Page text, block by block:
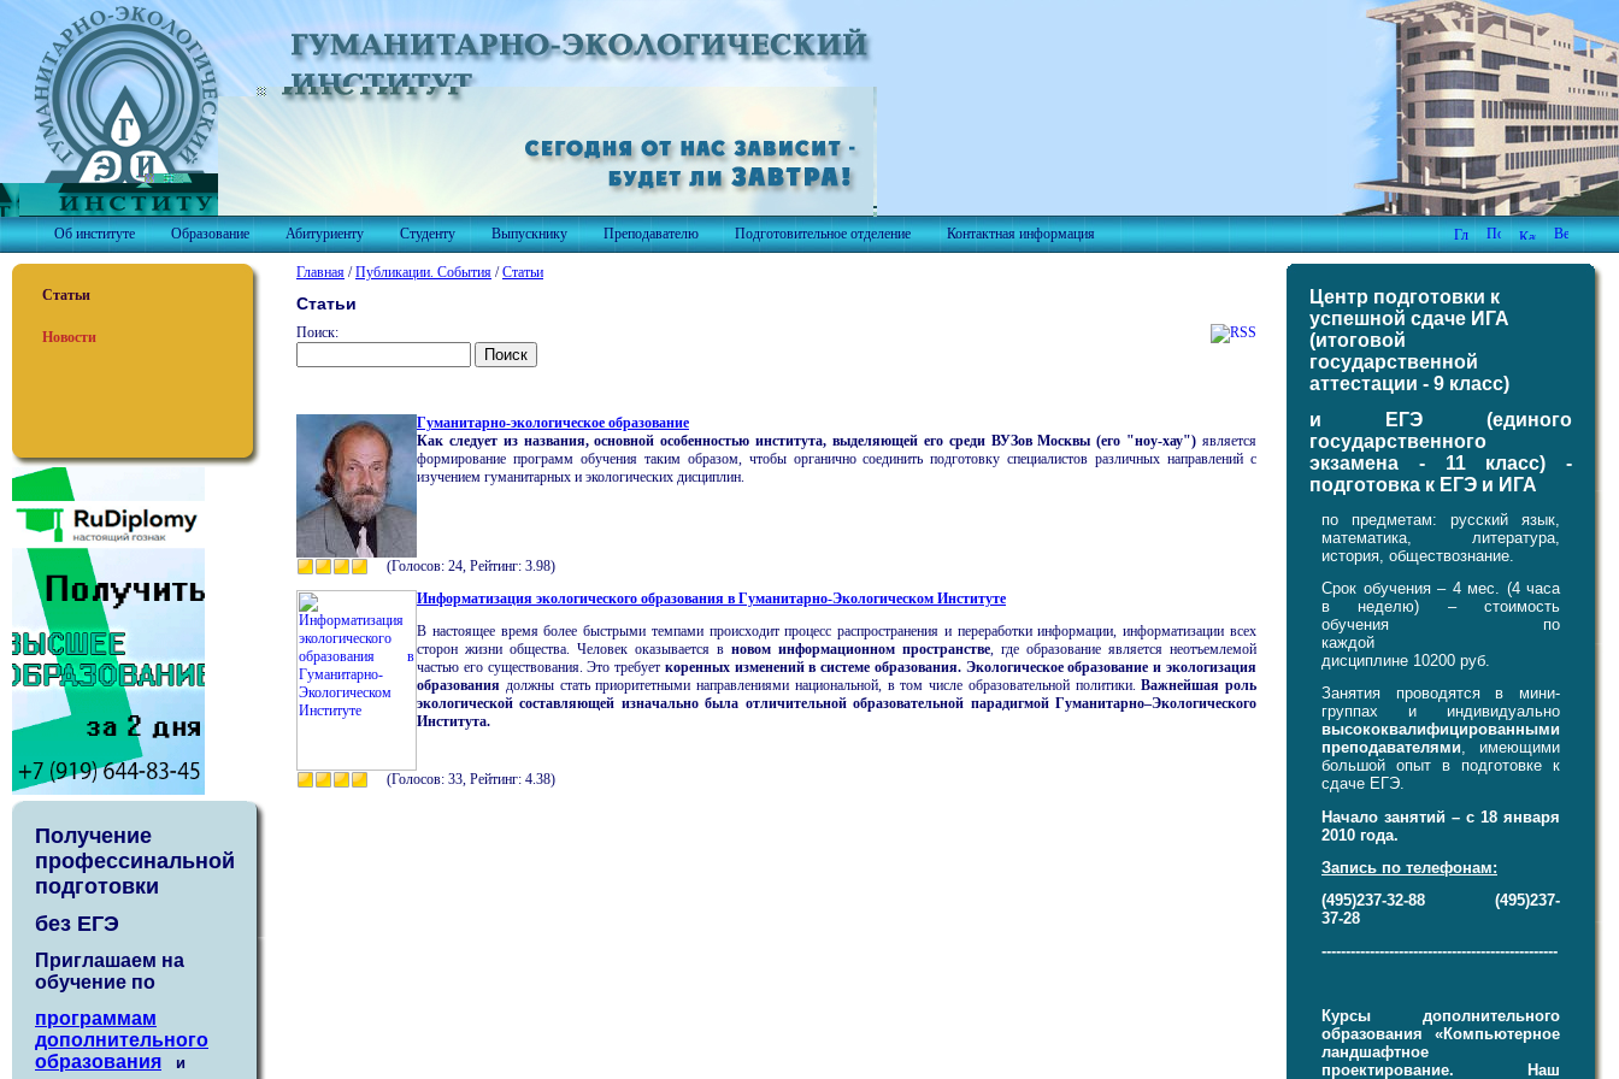
Об институте Образование Абитуриенту Студенту Выпускнику Преподавателю Подготовительное отделение Контактная информация
Статьи
Новости
Получение
профессинальной
подготовки
без ЕГЭ
Приглашаем на
обучение по
программам
дополнительного
образования
и
Главная /Публикации. События /Статьи
Статьи
Поиск:
Гуманитарно-экологическое образование
Как следует из названия, основной особенностью института, выделяющей его среди ВУЗов Москвы (его "ноу-хау") является
формирование программ обучения таким образом, чтобы органично соединить подготовку специалистов различных направлений с
изучением гуманитарных и экологических дисциплин.
(Голосов: 24, Рейтинг: 3.98)
Информатизация экологического образования в Гуманитарно-Экологическом Институте
В настоящее время более быстрыми темпами происходит процесс распространения и переработки информации, информатизации всех
сторон жизни общества. Человек оказывается в новом информационном пространстве, где образование является неотъемлемой
частью его существования. Это требует коренных изменений в системе образования. Экологическое образование и экологизация
образования должны стать приоритетными направлениями национальной, в том числе образовательной политики.Важнейшая роль
экологической составляющей изначально была отличительной образовательной парадигмой Гуманитарно–Экологического
Института.
(Голосов: 33, Рейтинг: 4.38)
Центр подготовки к
успешной сдаче ИГА
(итоговой
государственной
аттестации - 9 класс)
и ЕГЭ (единого
государственного
экзамена - 11 класс) -
подготовка к ЕГЭ и ИГА
по предметам: русский язык,
математика, литература,
история, обществознание.
Срок обучения – 4 мес. (4 часа
в неделю) – стоимость
обучения по
каждой
дисциплине 10200 руб.
Занятия проводятся в мини-
группах и индивидуально
высококвалифицированными
преподавателями, имеющими
большой опыт в подготовке к
сдаче ЕГЭ.
Начало занятий – с 18 января
2010 года.
Запись по телефонам:
(495)237-32-88 (495)237-
37-28
-------------------------------------------------
Курсы дополнительного
образования «Компьютерное
ландшафтное
проектирование. Наш